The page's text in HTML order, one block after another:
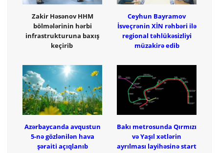
Zakir Həsənov HHM
bölmələrinin hərbi
infrastrukturuna baxış
keçirib
Ceyhun Bayramov
İsveçrənin XİN rəhbəri ilə
regional təhlükəsizliyi
müzakirə edib
Azərbaycanda avqustun
5-nə gözlənilən hava
şəraiti açıqlanıb
Bakı metrosunda Qırmızı
və Yaşıl xətlərin
ayrılması layihəsinə start